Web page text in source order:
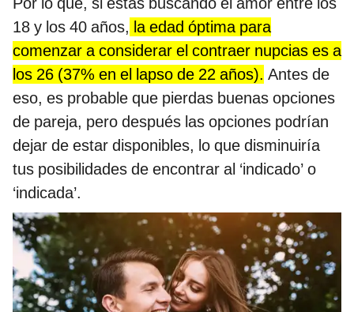
18 y los 40 años, la edad óptima para
comenzar a considerar el contraer nupcias es a
los 26 (37% en el lapso de 22 años). Antes de
eso, es probable que pierdas buenas opciones
de pareja, pero después las opciones podrían
dejar de estar disponibles, lo que disminuiría
tus posibilidades de encontrar al ‘indicado’ o
‘indicada’.